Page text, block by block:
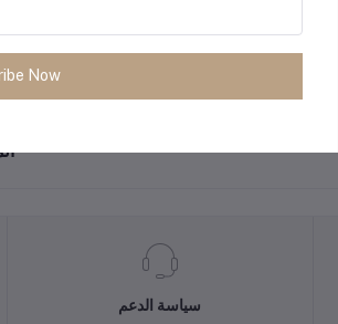
سياسة الدعم
Now